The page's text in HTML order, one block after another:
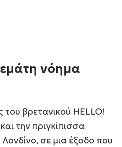
νόημα
βρετανικού HELLO!
την πριγκίπισσα
σε μια έξοδο που